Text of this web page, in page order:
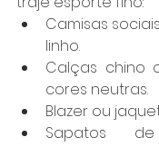
Camisas
linho.
Calças chino
cores neutras.
Blazer ou
Sapatos